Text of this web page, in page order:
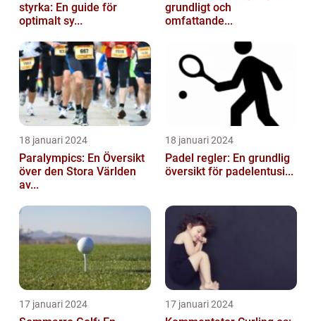
styrka: En guide för
optimalt sy...
grundligt och
omfattande...
18 januari 2024
Paralympics: En Översikt
över den Stora Världen
av...
18 januari 2024
Padel regler: En grundlig
översikt för padelentusi...
17 januari 2024 17 januari 2024